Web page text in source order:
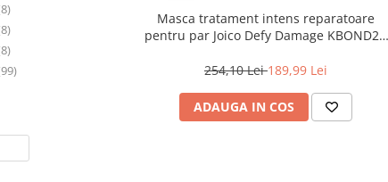
Masca tratament intens reparatoare
pentru par Joico Defy Damage KBOND20
254,10 Lei189,99 Lei
ADAUGA IN COS